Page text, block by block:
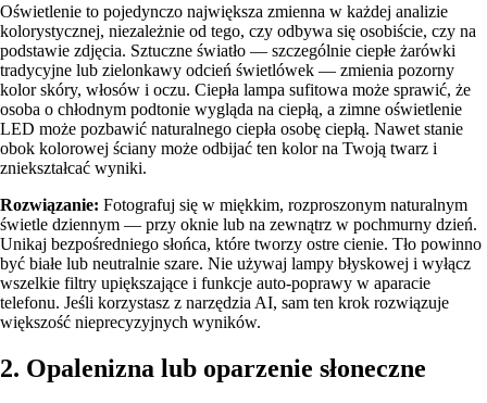
Oświetlenie to pojedynczo największa zmienna w każdej analizie
kolorystycznej, niezależnie od tego, czy odbywa się osobiście, czy na
podstawie zdjęcia. Sztuczne światło — szczególnie ciepłe żarówki
tradycyjne lub zielonkawy odcień świetlówek — zmienia pozorny
kolor skóry, włosów i oczu. Ciepła lampa sufitowa może sprawić, że
osoba o chłodnym podtonie wygląda na ciepłą, a zimne oświetlenie
LED może pozbawić naturalnego ciepła osobę ciepłą. Nawet stanie
obok kolorowej ściany może odbijać ten kolor na Twoją twarz i
zniekształcać wyniki.
Rozwiązanie: Fotografuj się w miękkim, rozproszonym naturalnym
świetle dziennym — przy oknie lub na zewnątrz w pochmurny dzień.
Unikaj bezpośredniego słońca, które tworzy ostre cienie. Tło powinno
być białe lub neutralnie szare. Nie używaj lampy błyskowej i wyłącz
wszelkie filtry upiększające i funkcje auto-poprawy w aparacie
telefonu. Jeśli korzystasz z narzędzia AI, sam ten krok rozwiązuje
większość nieprecyzyjnych wyników.
2. Opalenizna lub oparzenie słoneczne